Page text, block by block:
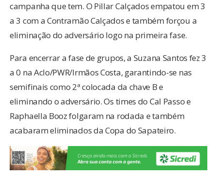
campanha que tem. O Pillar Calçados empatou em 3
a 3 com a Contramão Calçados e também forçou a
eliminação do adversário logo na primeira fase.
Para encerrar a fase de grupos, a Suzana Santos fez 3
a 0 na Aclo/PWR/Irmãos Costa, garantindo-se nas
semifinais como 2ª colocada da chave B e
eliminando o adversário. Os times do Cal Passo e
Raphaella Booz folgaram na rodada e também
acabaram eliminados da Copa do Sapateiro.